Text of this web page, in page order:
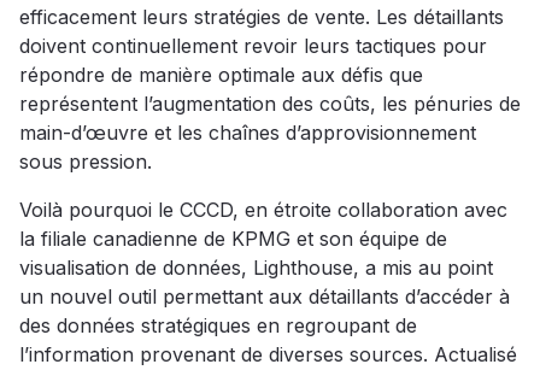
efficacement leurs stratégies de vente. Les détaillants
doivent continuellement revoir leurs tactiques pour
répondre de manière optimale aux défis que
représentent l’augmentation des coûts, les pénuries de
main-d’œuvre et les chaînes d’approvisionnement
sous pression.
Voilà pourquoi le CCCD, en étroite collaboration avec
la filiale canadienne de KPMG et son équipe de
visualisation de données, Lighthouse, a mis au point
un nouvel outil permettant aux détaillants d’accéder à
des données stratégiques en regroupant de
l’information provenant de diverses sources. Actualisé